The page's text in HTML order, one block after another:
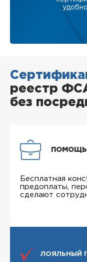
реестр
без
ПОМОЩЬ
Бесплатная
предоплаты,
сделают
ЛОЯЛЬНЫЙ